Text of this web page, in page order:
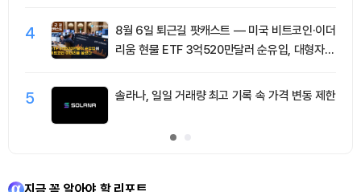
4
8월 6일 퇴근길 팟캐스트 — 미국 비트코인·이더
리움 현물 ETF 3억520만달러 순유입, 대형자산
5 솔라나, 일일 거래량 최고 기록 속 가격 변동 제한